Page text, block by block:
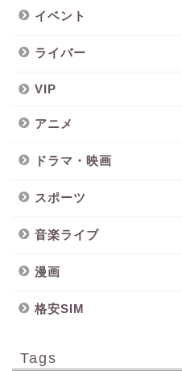
イベント
ライバー
VIP
アニメ
ドラマ・映画
スポーツ
音楽ライブ
漫画
格安SIM
Tags